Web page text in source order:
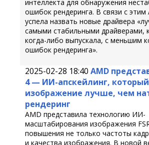
интеллекта для обнаружения
ошибок рендеринга. В связи с этим
успела назвать новые драйвера
самыми стабильными драйверами,
когда-либо выпускала, с меньшим
ошибок рендеринга».
2025-02-28 18:40 AMD
4 — ИИ-апскейлинг,
изображение лучше, чем
рендеринг
AMD представила технологию ИИ-
масштабирования изображения
повышения не только частоты
и качества изображения. В новой